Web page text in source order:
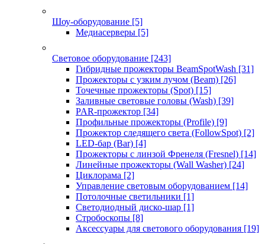
Шоу-оборудование [5]
Медиасерверы [5]
Световое оборудование [243]
Гибридные прожекторы BeamSpotWash [31]
Прожекторы с узким лучом (Beam) [26]
Точечные прожекторы (Spot) [15]
Заливные световые головы (Wash) [39]
PAR-прожектор [34]
Профильные прожекторы (Profile) [9]
Прожектор следящего света (FollowSpot) [2]
LED-бар (Bar) [4]
Прожекторы с линзой Френеля (Fresnel) [14]
Линейные прожекторы (Wall Washer) [24]
Циклорама [2]
Управление световым оборудованием [14]
Потолочные светильники [1]
Светодиодный диско-шар [1]
Стробоскопы [8]
Аксессуары для светового оборудования [19]